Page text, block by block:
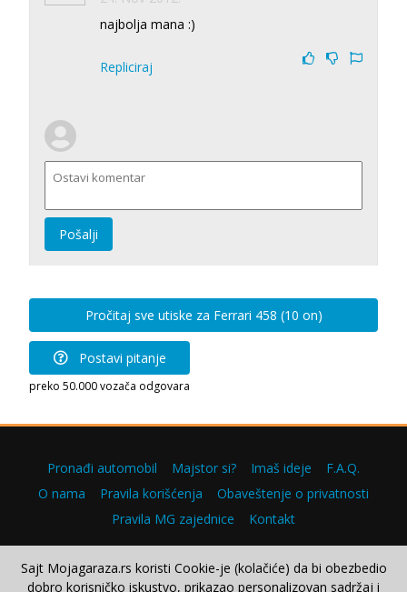
najbolja mana :)
Repliciraj
Pošalji
Pročitaj sve utiske za Ferrari 458 (10 on)
Postavi pitanje
preko 50.000 vozača odgovara
Pronađi automobil Majstor si? Imaš ideje
F.A.Q.
O nama
Pravila korišćenja
Obaveštenje o privatnosti
Pravila MG zajednice
Kontakt
Sajt Mojagaraza.rs koristi Cookie-je (kolačiće) da bi obezbedio
dobro korisničko iskustvo, prikazao personalizovan sadržaj i